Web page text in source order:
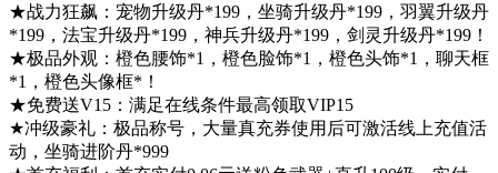
★战力狂飙：宠物升级丹*199，坐骑升级丹*199，羽翼升级丹
*199，法宝升级丹*199，神兵升级丹*199，剑灵升级丹*199！
★极品外观：橙色腰饰*1，橙色脸饰*1，橙色头饰*1，聊天框
*1，橙色头像框*！
★免费送V15：满足在线条件最高领取VIP15
★冲级豪礼：极品称号，大量真充券使用后可激活线上充值活
动，坐骑进阶丹*999